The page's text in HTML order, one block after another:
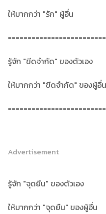
ให้มากกว่า "รัก" ผู้อื่น
รู้จัก "ขีดจำกัด" ของตัวเอง
ให้มากกว่า "ขีดจำกัด" ของผู้อื่น
Advertisement
รู้จัก "จุดยืน" ของตัวเอง
ให้มากกว่า "จุดยืน" ของผู้อื่น